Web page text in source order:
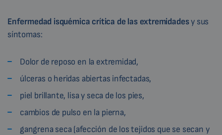
Enfermedad isquémica crítica de las extremidadesy sus
síntomas:
Dolor de reposo en la extremidad,
úlceras o heridas abiertas infectadas,
piel brillante, lisa y seca de los pies,
cambios de pulso en la pierna,
gangrena seca (afección de los tejidos que se secan y